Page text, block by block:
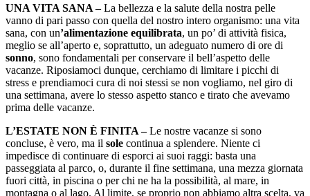
UNA VITA SANA –La bellezza e la salute della nostra pelle
vanno di pari passo con quella del nostro intero organismo: una vita
sana, con un’alimentazione equilibrata, un po’ di attività fisica,
meglio se all’aperto e, soprattutto, un adeguato numero di ore di
sonno, sono fondamentali per conservare il bell’aspetto delle
vacanze. Riposiamoci dunque, cerchiamo di limitare i picchi di
stress e prendiamoci cura di noi stessi se non vogliamo, nel giro di
una settimana, avere lo stesso aspetto stanco e tirato che avevamo
prima delle vacanze.
L’ESTATE NON È FINITA –Le nostre vacanze si sono
concluse, è vero, ma il sole continua a splendere. Niente ci
impedisce di continuare di esporci ai suoi raggi: basta una
passeggiata al parco, o, durante il fine settimana, una mezza giornata
fuori città, in piscina o per chi ne ha la possibilità, al mare, in
montagna o al lago. Al limite, se proprio non abbiamo altra scelta, va